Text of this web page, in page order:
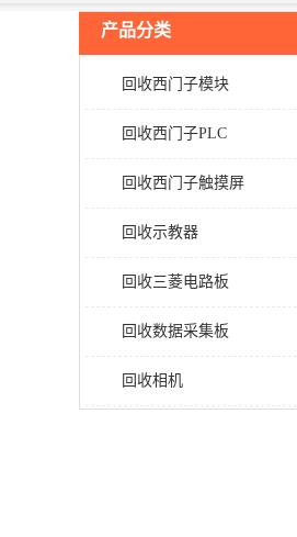
产品分类
回收西门子模块
回收西门子PLC
回收西门子触摸屏
回收示教器
回收三菱电路板
回收数据采集板
回收相机